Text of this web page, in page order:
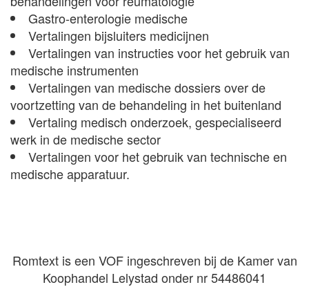
Gastro-enterologie medische
Vertalingen bijsluiters medicijnen
Vertalingen van instructies voor het gebruik van
medische instrumenten
Vertalingen van medische dossiers over de
voortzetting van de behandeling in het buitenland
Vertaling medisch onderzoek, gespecialiseerd
werk in de medische sector
Vertalingen voor het gebruik van technische en
medische apparatuur.
Romtext is een VOF ingeschreven bij de Kamer van
Koophandel Lelystad onder nr 54486041